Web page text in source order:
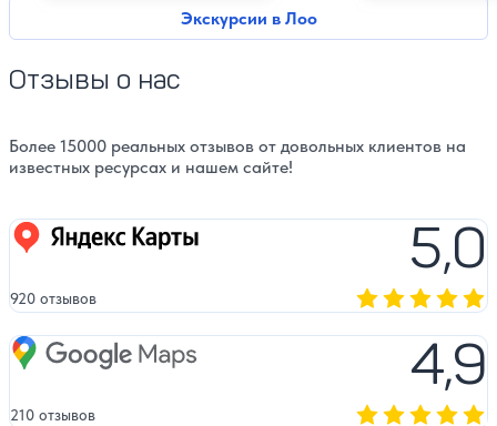
Экскурсии в Лоо
Отзывы о нас
Более 15000 реальных отзывов от довольных клиентов на
известных ресурсах и нашем сайте!
Яндекс карты 5,0
920 отзывов
Google Maps 4,9
210 отзывов